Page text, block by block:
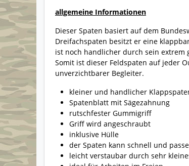
allgemeine Informationen
Dieser Spaten basiert auf dem
Dreifachspaten besitzt er eine
ist noch handlicher durch sein extrem
Somit ist dieser Feldspaten auf jeder
unverzichtbarer Begleiter.
kleiner und handlicher
Spatenblatt mit Sägezahnung
rutschfester Gummigriff
Griff wird angeschraubt
inklusive Hülle
der Spaten kann schnell und
leicht verstaubar durch sehr